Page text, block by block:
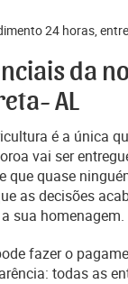
24 horas,
da
AL
é a única
vai ser
que quase
as decisões
sua homenagem.
fazer o
todas as